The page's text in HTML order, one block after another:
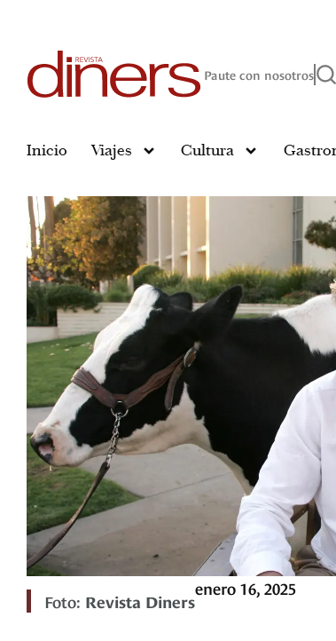
Paute con nosotros
Inicio Viajes Cultura
Foto: Revista Diners
enero 16, 2025